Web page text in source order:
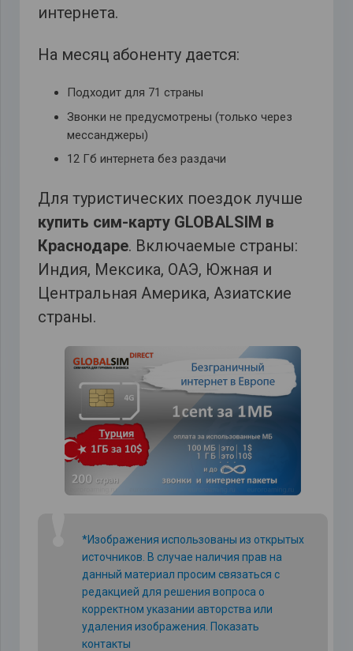
интернета.
На месяц абоненту дается:
Подходит для 71 страны
Звонки не предусмотрены (только через
мессанджеры)
12 Гб интернета без раздачи
Для туристических поездок лучше
купить сим-карту GLOBALSIM в
Краснодаре. Включаемые страны:
Индия, Мексика, ОАЭ, Южная и
Центральная Америка, Азиатские
страны.
*Изображения использованы из открытых
источников. В случае наличия прав на
данный материал просим связаться с
редакцией для решения вопроса о
корректном указании авторства или
удаления изображения. Показать
контакты